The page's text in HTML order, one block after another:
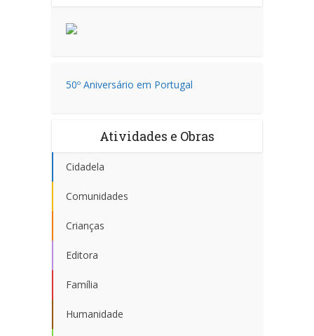
50º Aniversário em Portugal
Atividades e Obras
Cidadela
Comunidades
Crianças
Editora
Família
Humanidade